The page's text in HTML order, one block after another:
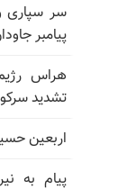
سر سپاری
پیامبر
هراس
تشدید
اربعین